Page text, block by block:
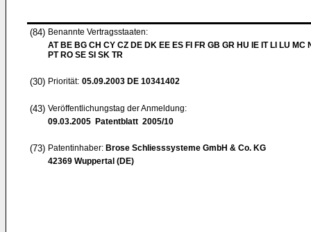
(84) Benannte Vertragsstaaten:
AT BE BG CH CY CZ DE DK EE ES FI FR GB GR HU IE IT LI LU MC
PT RO SE SI SK TR
(30) Priorität: 05.09.2003 DE 10341402
(43) Veröffentlichungstag der Anmeldung:
09.03.2005 Patentblatt 2005/10
(73) Patentinhaber: Brose Schliesssysteme GmbH & Co. KG
42369 Wuppertal (DE)